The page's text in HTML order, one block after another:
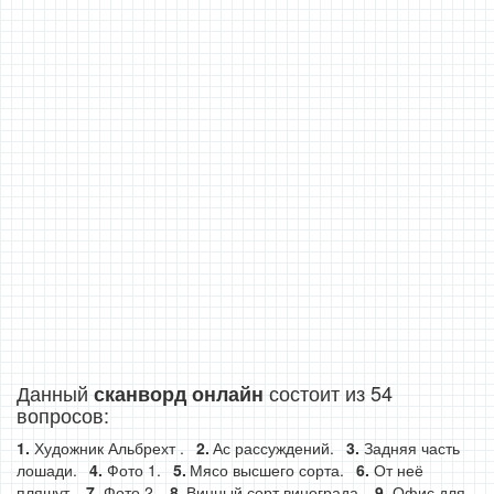
Данный сканворд онлайн состоит из 54
вопросов:
Художник Альбрехт . Ас рассуждений.
Задняя часть
лошади.
Фото 1. Мясо высшего сорта.
От неё